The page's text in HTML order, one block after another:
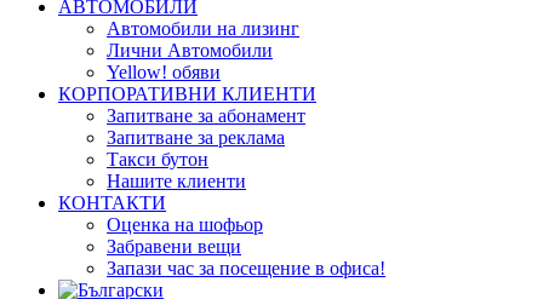
АВТОМОБИЛИ
Автомобили на лизинг
Лични Автомобили
Yellow! обяви
КОРПОРАТИВНИ КЛИЕНТИ
Запитване за абонамент
Запитване за реклама
Такси бутон
Нашите клиенти
КОНТАКТИ
Оценка на шофьор
Забравени вещи
Запази час за посещение в офиса!